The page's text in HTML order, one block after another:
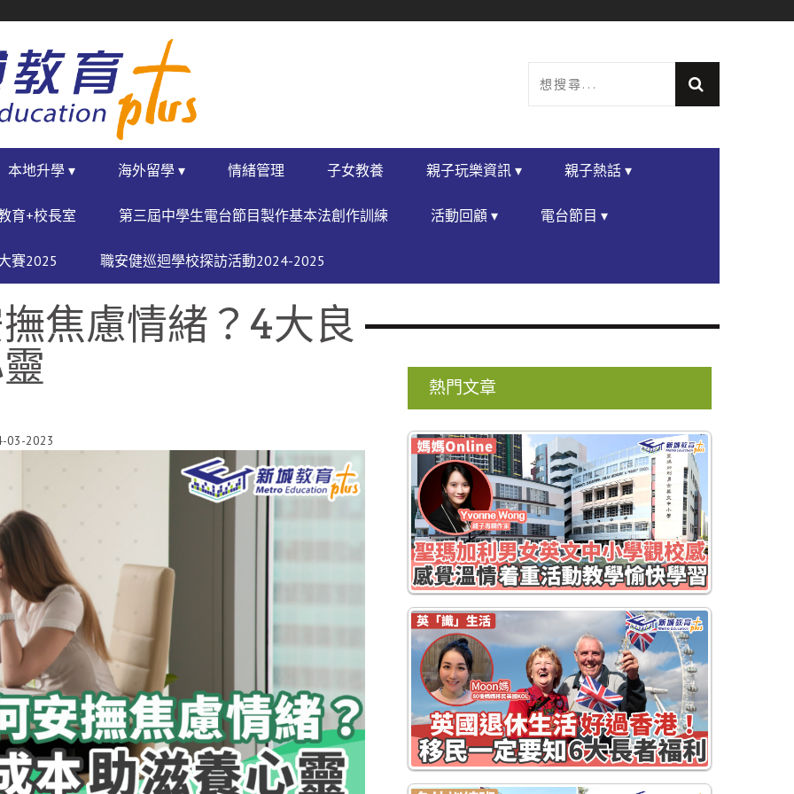
本地升學 ▾ 海外留學 ▾ 情緒管理 子女教養 親子玩樂資訊 ▾ 親子熱話 ▾
育+校長室 第三屆中學生電台節目製作基本法創作訓練 活動回顧 ▾ 電台節目 ▾
賽2025 職安健巡迴學校探訪活動2024-2025
焦慮情緒？4大良
03-2023
熱門文章